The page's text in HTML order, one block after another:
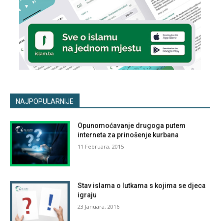
NAJPOPULARNIJE
Opunomoćavanje drugoga putem
interneta za prinošenje kurbana
11 Februara, 2015
Stav islama o lutkama s kojima se djeca
igraju
23 Januara, 2016